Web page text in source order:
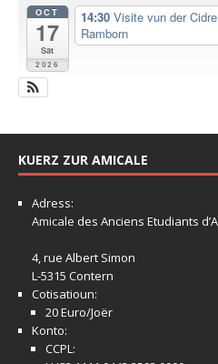
OCT
17
Sat
2026
14:30 Visite vun der
Ramborn
KUERZ ZUR AMICALE
Adress:
Amicale des Anciens Etudiants
4, rue Albert Simon
L-5315 Contern
Cotisatioun:
20 Euro/Joër
Konto:
CCPL: